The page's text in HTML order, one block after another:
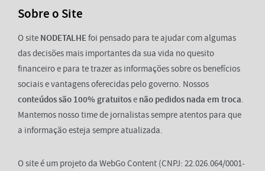
Sobre o Site
O site NODETALHEfoi pensado para te ajudar com algumas
das decisões mais importantes da sua vida no quesito
financeiro e para te trazer as informações sobre os benefícios
sociais e vantagens oferecidas pelo governo. Nossos
conteúdos são 100% gratuitose não pedidos nada em troca.
Mantemos nosso time de jornalistas sempre atentos para que
a informação esteja sempre atualizada.
O site é um projeto da WebGo Content (CNPJ: 22.026.064/0001-